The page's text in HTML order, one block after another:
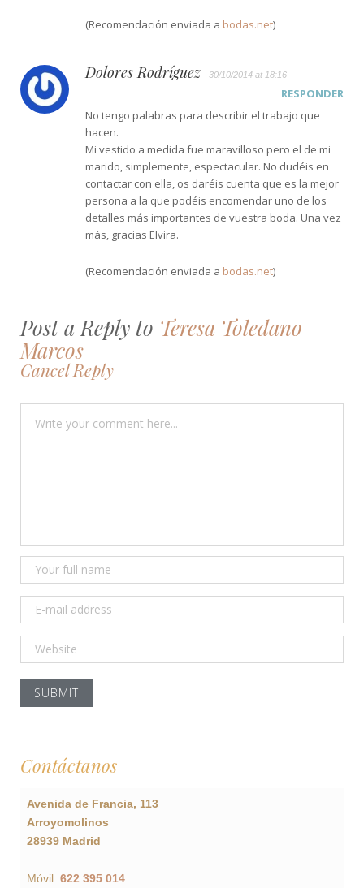
(Recomendación enviada a bodas.net)
Dolores Rodríguez 30/10/2014 at 18:16
RESPONDER
No tengo palabras para describir el trabajo que
hacen.
Mi vestido a medida fue maravilloso pero el de mi
marido, simplemente, espectacular. No dudéis en
contactar con ella, os daréis cuenta que es la mejor
persona a la que podéis encomendar uno de los
detalles más importantes de vuestra boda. Una vez
más, gracias Elvira.
(Recomendación enviada a bodas.net)
Post a Reply to Teresa Toledano
Marcos
Cancel Reply
Contáctanos
Avenida de Francia, 113
Arroyomolinos
28939 Madrid
Móvil: 622 395 014